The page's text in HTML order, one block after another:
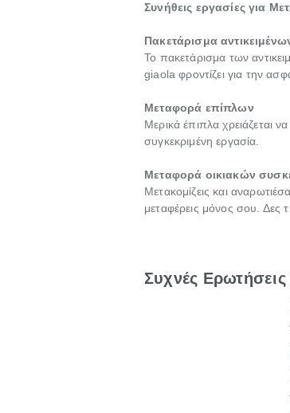
Συνήθεις εργασίες για
Πακετάρισμα
Το πακετάρισμα των
giaola φροντίζει για την
Μεταφορά επίπλων
Μερικά έπιπλα χρειάζεται
συγκεκριμένη εργασία.
Μεταφορά οικιακών
Μετακομίζεις και
μεταφέρεις μόνος σου. Δες
Συχνές Ερωτήσεις